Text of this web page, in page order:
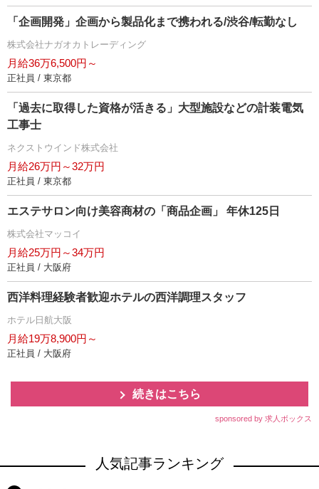
「企画開発」企画から製品化まで携われる/渋谷/転勤なし
株式会社ナガオカトレーディング
月給36万6,500円～
正社員 / 東京都
「過去に取得した資格が活きる」大型施設などの計装電気
工事士
ネクストウインド株式会社
月給26万円～32万円
正社員 / 東京都
エステサロン向け美容商材の「商品企画」 年休125日
株式会社マッコイ
月給25万円～34万円
正社員 / 大阪府
西洋料理経験者歓迎ホテルの西洋調理スタッフ
ホテル日航大阪
月給19万8,900円～
正社員 / 大阪府
続きはこちら
sponsored by 求人ボックス
人気記事ランキング